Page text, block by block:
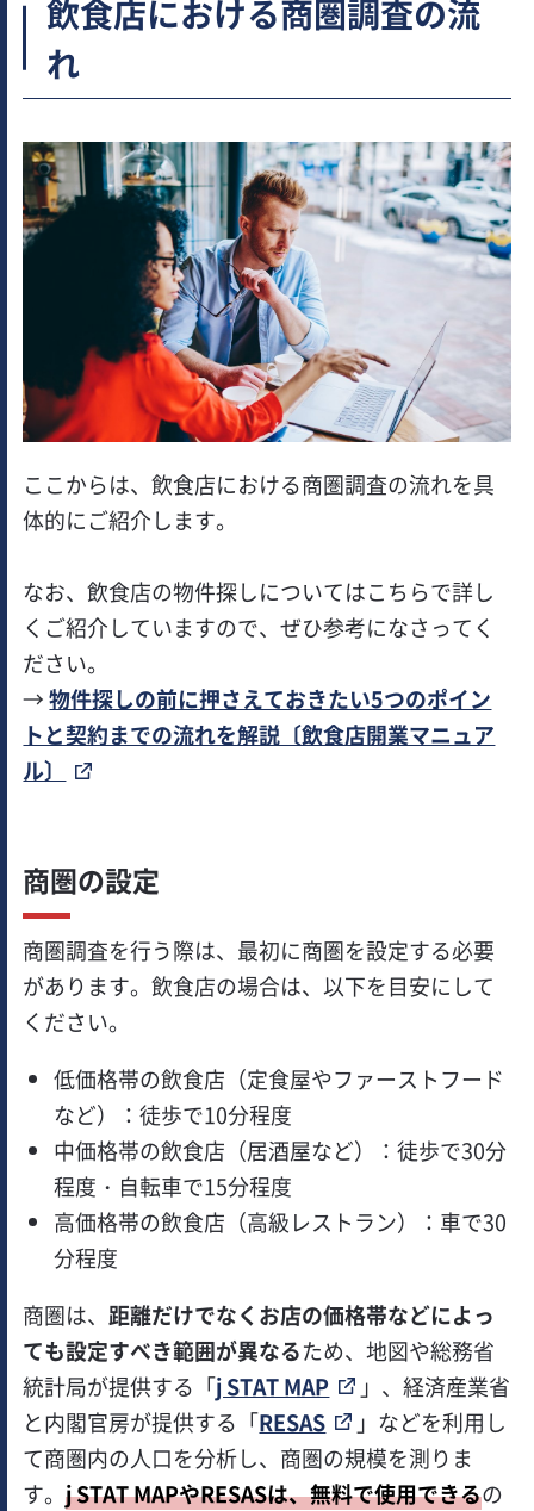
飲食店における商圏調査の流
れ
ここからは、飲食店における商圏調査の流れを具
体的にご紹介します。
なお、飲食店の物件探しについてはこちらで詳し
くご紹介していますので、ぜひ参考になさってく
ださい。
→物件探しの前に押さえておきたい5つのポイン
トと契約までの流れを解説〔飲食店開業マニュア
ル〕
商圏の設定
商圏調査を行う際は、最初に商圏を設定する必要
があります。飲食店の場合は、以下を目安にして
ください。
低価格帯の飲食店（定食屋やファーストフード
など）：徒歩で10分程度
中価格帯の飲食店（居酒屋など）：徒歩で30分
程度・自転車で15分程度
高価格帯の飲食店（高級レストラン）：車で30
分程度
商圏は、距離だけでなくお店の価格帯などによっ
ても設定すべき範囲が異なるため、地図や総務省
統計局が提供する「j STAT MAP
」、経済産業省
と内閣官房が提供する「RESAS
」などを利用し
て商圏内の人口を分析し、商圏の規模を測りま
す。j STAT MAPやRESASは、無料で使用できるの